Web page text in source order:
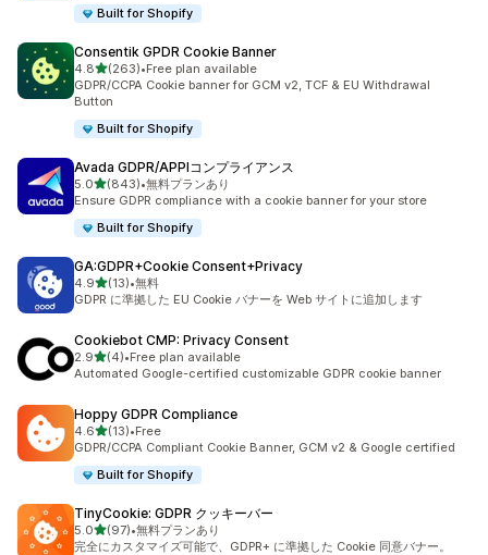
Built for Shopify
Consentik GPDR Cookie Banner
4.85つ星中
(263)
合計レビュー数：263件
•Free plan available
GDPR/CCPA Cookie banner for GCM v2, TCF & EU Withdrawal
Button
Built for Shopify
Avada GDPR/APPIコンプライアンス
5.05つ星中
(843)
合計レビュー数：843件
•無料プランあり
Ensure GDPR compliance with a cookie banner for your store
Built for Shopify
GA:GDPR+Cookie Consent+Privacy
4.95つ星中
(13)
合計レビュー数：13件
•無料
GDPR に準拠した EU Cookie バナーを Web サイトに追加します
Cookiebot CMP: Privacy Consent
2.95つ星中
(4)
合計レビュー数：4件
•Free plan available
Automated Google-certified customizable GDPR cookie banner
Hoppy GDPR Compliance
4.65つ星中
(13)
合計レビュー数：13件
•Free
GDPR/CCPA Compliant Cookie Banner, GCM v2 & Google certified
Built for Shopify
TinyCookie: GDPR クッキーバー
5.05つ星中
(97)
合計レビュー数：97件
•無料プランあり
完全にカスタマイズ可能で、GDPR+ に準拠した Cookie 同意バナー。